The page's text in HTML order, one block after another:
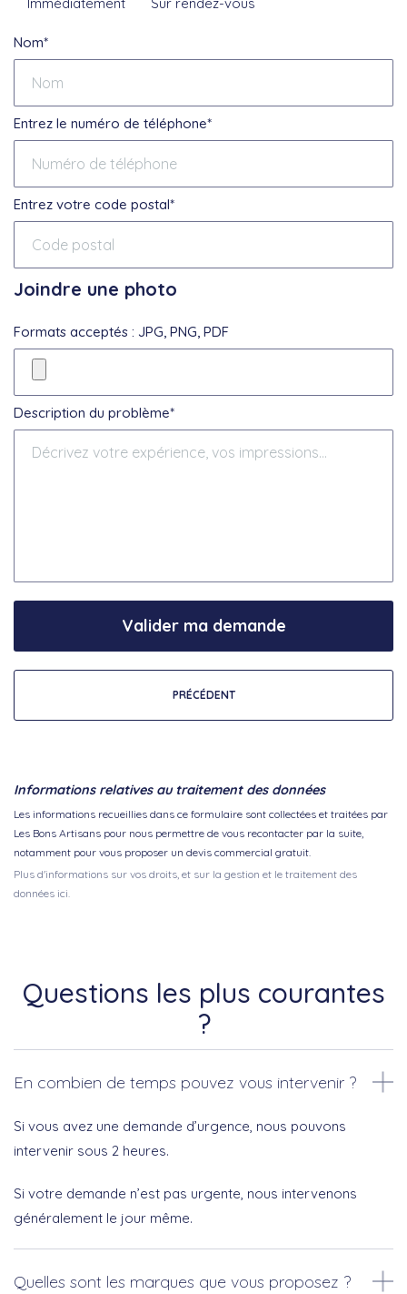
Immédiatement Sur rendez-vous
Nom*
Entrez le numéro de téléphone*
Entrez votre code postal*
Joindre une photo
Formats acceptés : JPG, PNG, PDF
Description du problème*
PRÉCÉDENT
Valider ma demande
Informations relatives au traitement des données
Les informations recueillies dans ce formulaire sont collectées et traitées par
Les Bons Artisans pour nous permettre de vous recontacter par la suite,
notamment pour vous proposer un devis commercial gratuit.
Plus d'informations sur vos droits, et sur la gestion et le traitement des
données ici.
Questions les plus courantes
?
En combien de temps pouvez vous intervenir ?
Si vous avez une demande d’urgence, nous pouvons
intervenir sous 2 heures.
Si votre demande n’est pas urgente, nous intervenons
généralement le jour même.
Quelles sont les marques que vous proposez ?